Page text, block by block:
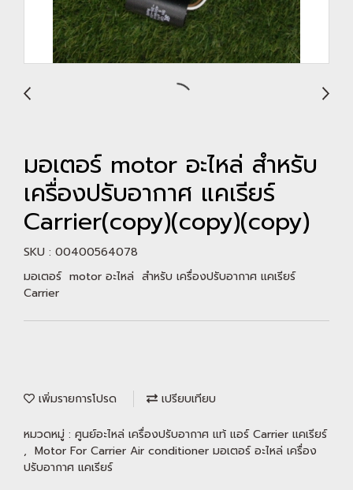
มอเตอร์ motor อะไหล่ สำหรับ
เครื่องปรับอากาศ แคเรียร์
Carrier(copy)(copy)(copy)
SKU : 00400564078
มอเตอร์ motor อะไหล่ สำหรับ เครื่องปรับอากาศ แคเรียร์
Carrier
เพิ่มรายการโปรด เปรียบเทียบ
หมวดหมู่ : ศูนย์อะไหล่ เครื่องปรับอากาศ แท้ แอร์ Carrier แคเรียร์
, Motor For Carrier Air conditioner มอเตอร์ อะไหล่ เครื่อง
ปรับอากาศ แคเรียร์